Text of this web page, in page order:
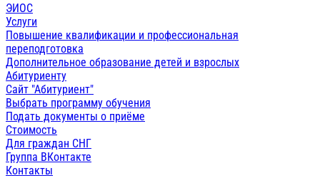
ЭИОС
Услуги
Повышение квалификации и профессиональная
переподготовка
Дополнительное образование детей и взрослых
Абитуриенту
Сайт "Абитуриент"
Выбрать программу обучения
Подать документы о приёме
Стоимость
Для граждан СНГ
Группа ВКонтакте
Контакты